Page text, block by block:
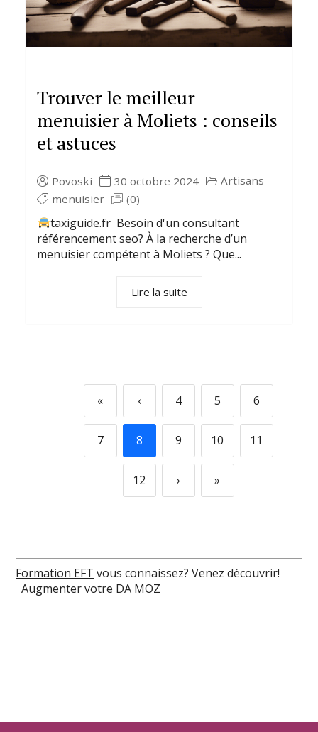
Trouver le meilleur
menuisier à Moliets : conseils
et astuces
Povoski 30 octobre 2024
Artisans
menuisier
(0)
taxiguide.fr Besoin d'un consultant
référencement seo? À la recherche d’un
menuisier compétent à Moliets ? Que...
Lire la suite
« ‹ 4 5 6
7 8 9 10 11
12 › »
Formation EFT vous connaissez? Venez découvrir!
Augmenter votre DA MOZ